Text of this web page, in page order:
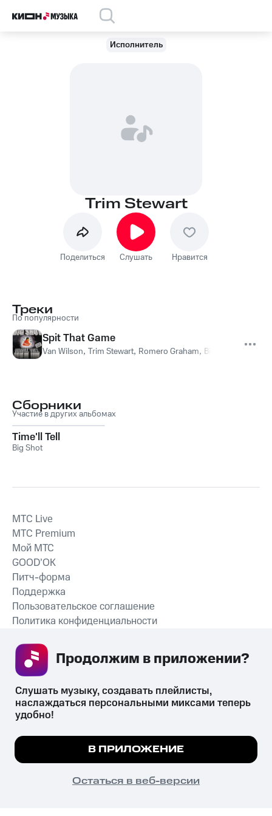
Исполнитель
Trim Stewart
Поделиться Слушать Нравится
Треки
По популярности
Spit That Game
Van Wilson, Trim Stewart, Romero Graham, Big Shot
Сборники
Участие в других альбомах
Time'll Tell
Big Shot
СКАЧАТЬ ПРИЛОЖЕНИЕ
MTС Live
MTС Premium
Мой МТС
GOOD’OK
Питч-форма
Поддержка
Пользовательское соглашение
Политика конфиденциальности
психотропных веществ, их аналогов причиняет вред здоровью,
их незаконный оборот запрещён и влечёт установленную
законодательством ответственность.
© 2026 ООО «КИОН».
Все права защищены
Мы используем куки, чтобы на сайте все
Подробнее
ПОНЯТНО
Слушать музыку, создавать плейлисты,
наслаждаться персональными миксами теперь
удобно!
В ПРИЛОЖЕНИЕ
Остаться в веб-версии